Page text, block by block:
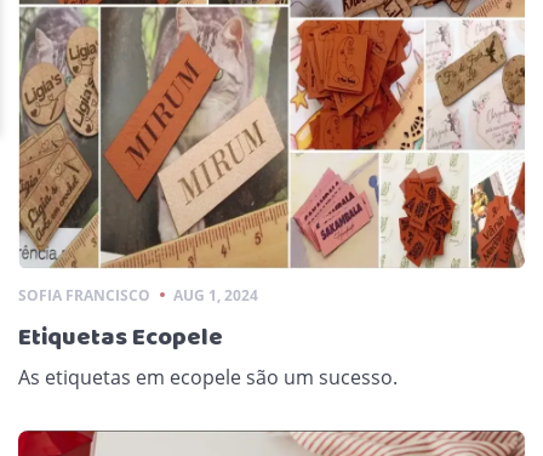
SOFIA FRANCISCO AUG 1, 2024
Etiquetas Ecopele
As etiquetas em ecopele são um sucesso.